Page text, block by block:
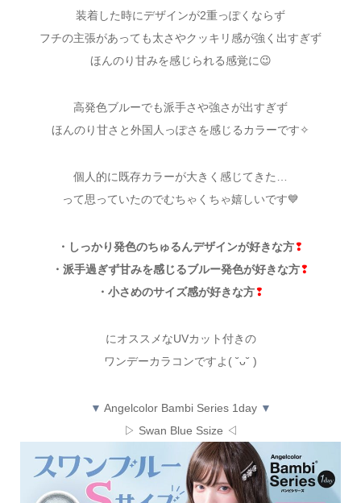
装着した時にデザインが2重っぽくならず
フチの主張があっても太さやクッキリ感が強く出すぎず
ほんのり甘みを感じられる感覚に😉
高発色ブルーでも派手さや強さが出すぎず
ほんのり甘さと外国人っぽさを感じるカラーです✧
個人的に既存カラーが大きく感じてきた…
って思っていたのでむちゃくちゃ嬉しいです💙
・しっかり発色のちゅるんデザインが好きな方❢
・派手過ぎず甘みを感じるブルー発色が好きな方❢
・小さめのサイズ感が好きな方❢
にオススメなUVカット付きの
ワンデーカラコンですよ( ˘ᴗ˘ )
▼ Angelcolor Bambi Series 1day ▼
▷ Swan Blue Ssize ◁